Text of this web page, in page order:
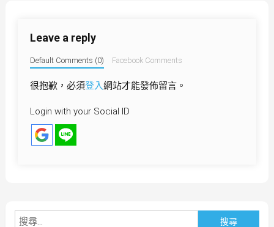
Leave a reply
Default Comments (0) Facebook Comments
很抱歉，必須登入網站才能發佈留言。
Login with your Social ID